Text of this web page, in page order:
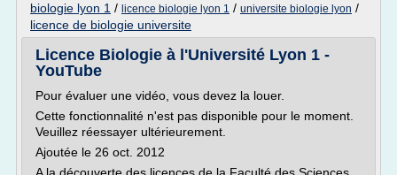
biologie lyon 1 / licence biologie lyon 1 / universite biologie lyon /
licence de biologie universite
Licence Biologie à l'Université Lyon 1 -
YouTube
Pour évaluer une vidéo, vous devez la louer.
Cette fonctionnalité n'est pas disponible pour le moment.
Veuillez réessayer ultérieurement.
Ajoutée le 26 oct. 2012